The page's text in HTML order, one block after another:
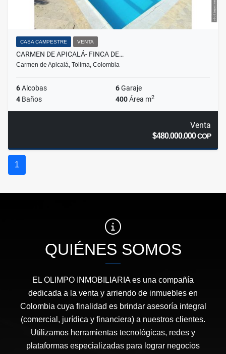
CASA CAMPESTRE VENTA
CARMEN DE APICALÁ- FINCA DE…
Carmen de Apicalá, Tolima, Colombia
6Alcobas 6Garaje
4 Baños 400Área m2
Venta
$480.000.000COP
1
QUIÉNES SOMOS
EL OLIMPO INMOBILIARIA es una compañía
dedicada a la venta y arriendo de inmuebles en
Colombia cuya finalidad es brindar asesoría integral
(comercial, jurídica y financiera) a nuestros clientes.
Utilizamos herramientas tecnológicas, redes y
plataformas especializadas para lograr negocios